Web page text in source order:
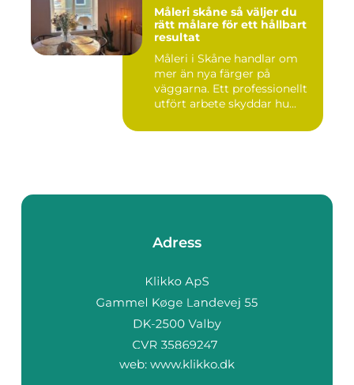
Måleri skåne så väljer du
rätt målare för ett hållbart
resultat
Måleri i Skåne handlar om
mer än nya färger på
väggarna. Ett professionellt
utfört arbete skyddar hu...
Adress
web: www.klikko.dk